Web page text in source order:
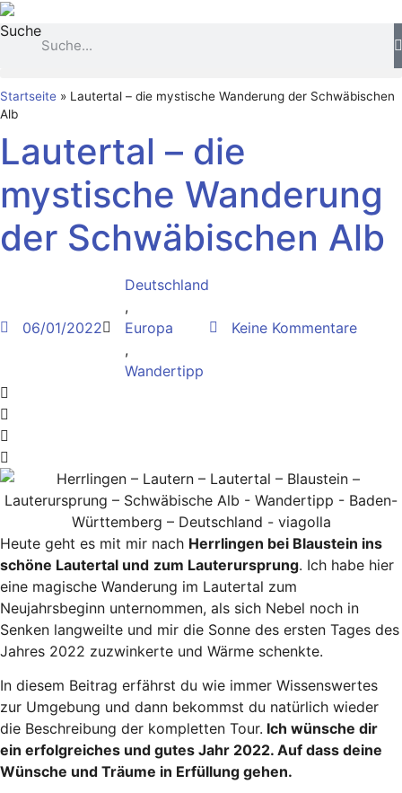
Zum
Inhalt
springen
Suche
Startseite » Lautertal – die mystische Wanderung der Schwäbischen
Alb
Lautertal – die
mystische Wanderung
der Schwäbischen Alb
06/01/2022
Deutschland
,
Europa
,
Wandertipp
Keine Kommentare
Heute geht es mit mir nach Herrlingen bei Blaustein ins
schöne Lautertal und zum Lauterursprung. Ich habe hier
eine magische Wanderung im Lautertal zum
Neujahrsbeginn unternommen, als sich Nebel noch in
Senken langweilte und mir die Sonne des ersten Tages des
Jahres 2022 zuzwinkerte und Wärme schenkte.
In diesem Beitrag erfährst du wie immer Wissenswertes
zur Umgebung und dann bekommst du natürlich wieder
die Beschreibung der kompletten Tour. Ich wünsche dir
ein erfolgreiches und gutes Jahr 2022. Auf dass deine
Wünsche und Träume in Erfüllung gehen.